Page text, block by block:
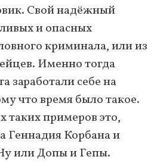
Свой надёжный
и опасных
криминала, или из
Именно тогда
заработали себе на
что время было такое.
таких примеров это,
Геннадия Корбана и
или Допы и Гепы.